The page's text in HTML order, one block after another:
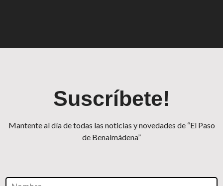
Suscríbete!
Mantente al día de todas las noticias y novedades de “El Paso
de Benalmádena”